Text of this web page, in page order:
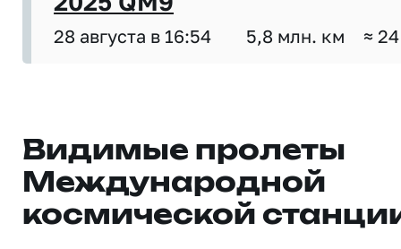
28 августа в 16:54 5,8 млн. км ≈
Видимые пролеты
Международной
космической